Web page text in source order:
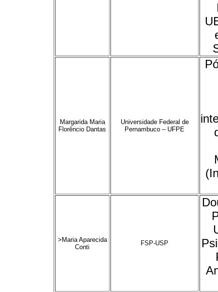
Margarida Maria
Florêncio Dantas
Universidade Federal de
Pernambuco – UFPE
>Maria Aparecida
Conti
FSP-USP